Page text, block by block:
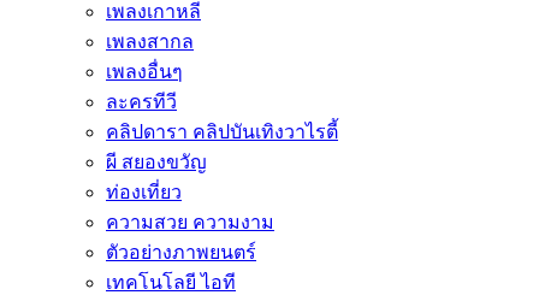
เพลงเกาหลี
เพลงสากล
เพลงอื่นๆ
ละครทีวี
คลิปดารา คลิปบันเทิงวาไรตี้
ผี สยองขวัญ
ท่องเที่ยว
ความสวย ความงาม
ตัวอย่างภาพยนตร์
เทคโนโลยี ไอที